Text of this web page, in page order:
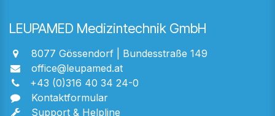
LEUPAMED Medizintechnik GmbH
8077 Gössendorf | Bundesstraße 149
office@leupamed.at
+43 (0)316 40 34 24-0
Kontaktformular
Support & Helpline